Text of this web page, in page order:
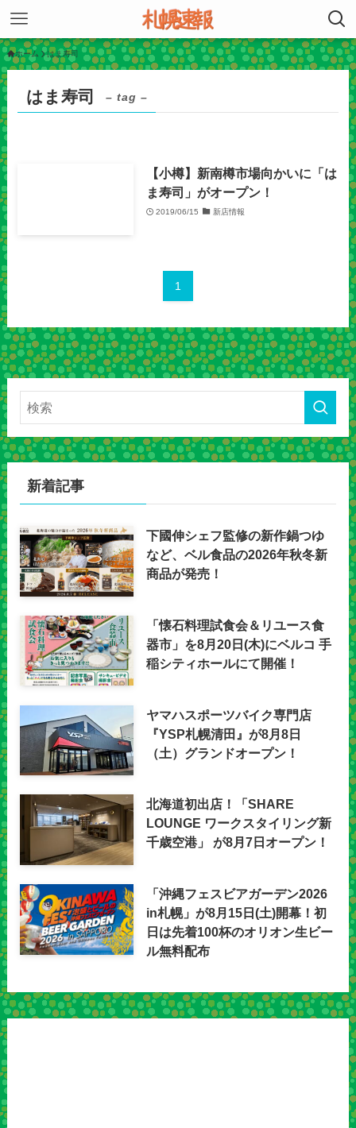
ホーム はま寿司
はま寿司 – tag –
【小樽】新南樽市場向かいに「は
ま寿司」がオープン！
2019/06/15 新店情報
1
新着記事
下國伸シェフ監修の新作鍋つゆ
など、ベル食品の2026年秋冬新
商品が発売！
「懐石料理試食会＆リユース食
器市」を8月20日(木)にベルコ 手
稲シティホールにて開催！
ヤマハスポーツバイク専門店
『YSP札幌清田』が8月8日
（土）グランドオープン！
北海道初出店！「SHARE
LOUNGE ワークスタイリング新
千歳空港」 が8月7日オープン！
「沖縄フェスビアガーデン2026
in札幌」が8月15日(土)開幕！初
日は先着100杯のオリオン生ビー
ル無料配布